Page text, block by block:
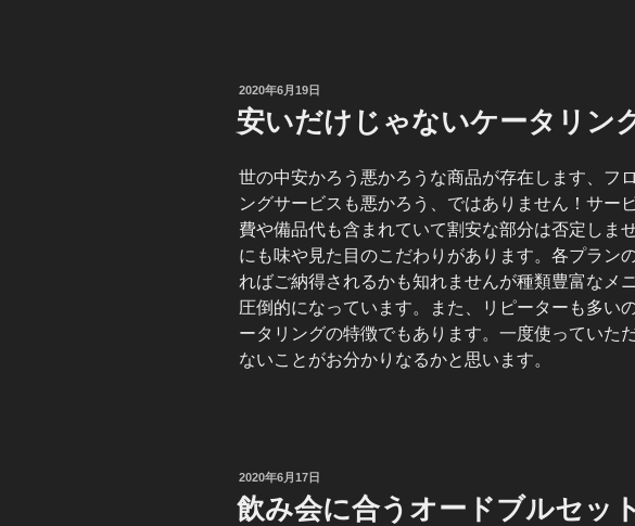
投
稿
日:
2020年6月19日
安いだけじゃないケータリン
世の中安かろう悪かろうな商品が存在します、フ
ングサービスも悪かろう、ではありません！サー
費や備品代も含まれていて割安な部分は否定しま
にも味や見た目のこだわりがあります。各プラン
ればご納得されるかも知れませんが種類豊富なメ
圧倒的になっています。また、リピーターも多い
ータリングの特徴でもあります。一度使っていた
ないことがお分かりなるかと思います。
投
稿
日:
2020年6月17日
飲み会に合うオードブルセット